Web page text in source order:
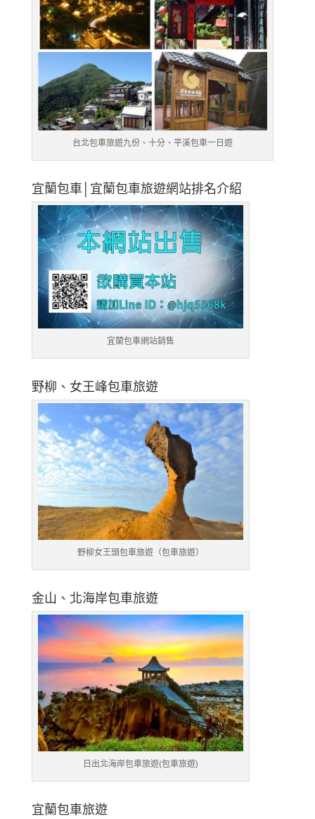
台北包車旅遊九份、十分、平溪包車一日遊
宜蘭包車│宜蘭包車旅遊網站排名介紹
宜蘭包車網站銷售
野柳、女王峰包車旅遊
野柳女王頭包車旅遊（包車旅遊）
金山、北海岸包車旅遊
日出北海岸包車旅遊(包車旅遊)
宜蘭包車旅遊